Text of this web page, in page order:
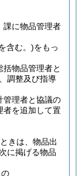
課に物品管理者
含む。)をもっ
物品管理者と
調整及び指導
管理者と協議の
者を追加して置
きは、物品出
に掲げる物品